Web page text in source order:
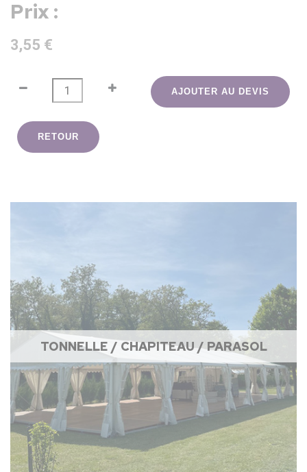
Prix :
3,55 €
AJOUTER AU DEVIS
RETOUR
TONNELLE / CHAPITEAU / PARASOL